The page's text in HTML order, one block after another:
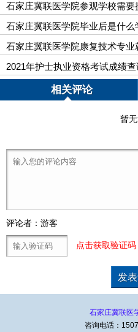
石家庄冀联医学院参观学校需要
石家庄冀联医学院毕业后是什么
石家庄冀联医学院康复技术专业
2021年护士执业资格考试成绩
相关评论
暂
评论者：游客
点击获取验证码
石家庄冀联医
咨询电话：